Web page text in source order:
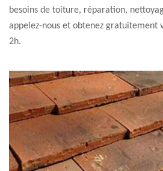
besoins de toiture, réparation,
appelez-nous et obtenez gratuitement
2h.